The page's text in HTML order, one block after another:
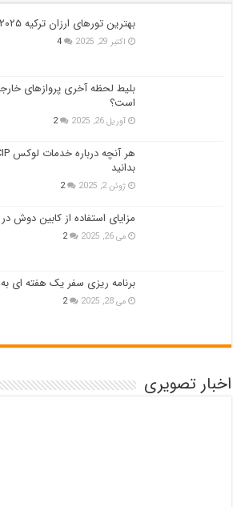
بهترین تورهای ارزان ترکیه ۲۰۲۵
اکتبر 29, 2025 4
بلیط لحظه آخری پروازهای
است؟
آوریل 26, 2025 2
بدانید
ژوئن 2, 2025 2
مزایای استفاده از کابین دوش
می 26, 2025 2
برنامه ریزی سفر یک هفته ای
می 28, 2025 2
اخبار تصویری